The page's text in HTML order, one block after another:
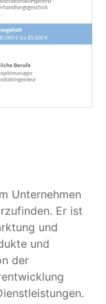
Unternehmen
Er ist
und
und
der